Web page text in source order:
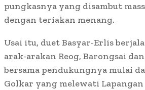
pungkasnya yang disambut
dengan teriakan menang.
Usai itu, duet Basyar-Erlis
arak-arakan Reog, Barongsai
bersama pendukungnya mulai
Golkar yang melewati